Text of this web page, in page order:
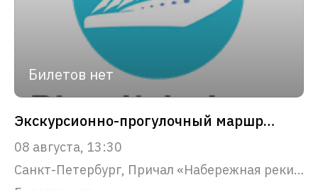
Билетов нет
Экскурсионно-прогулочный маршрут "Северная Венеция"
08 августа, 13:30
Санкт-Петербург, Причал «Набережная реки Фонтанки, 53»